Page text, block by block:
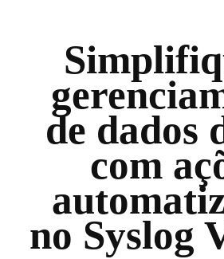
de dados
com
no Syslog